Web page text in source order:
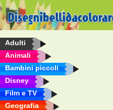
Adulti
Animali
Bambini piccoli
Disney
Film e TV
Geografia